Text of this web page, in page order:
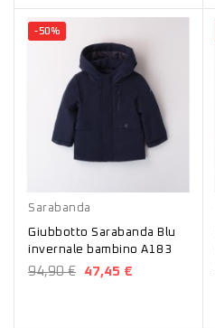
-50%
Sarabanda
Giubbotto Sarabanda Blu
invernale bambino A183
94,90 € 47,45 €